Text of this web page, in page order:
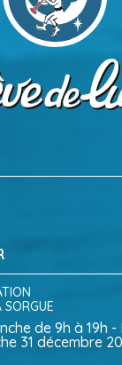
de 9h à 19h
31 décembre